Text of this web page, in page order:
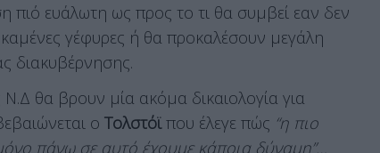
πιό ευάλωτη ως προς το τι θα συμβεί εαν δεν
γέφυρες ή θα προκαλέσουν μεγάλη
διακυβέρνησης.
θα βρουν μία ακόμα δικαιολογία για
ο Τολστόϊπου έλεγε πώς “η πιο
πάνω σε αυτό έχουμε κάποια δύναμη”…